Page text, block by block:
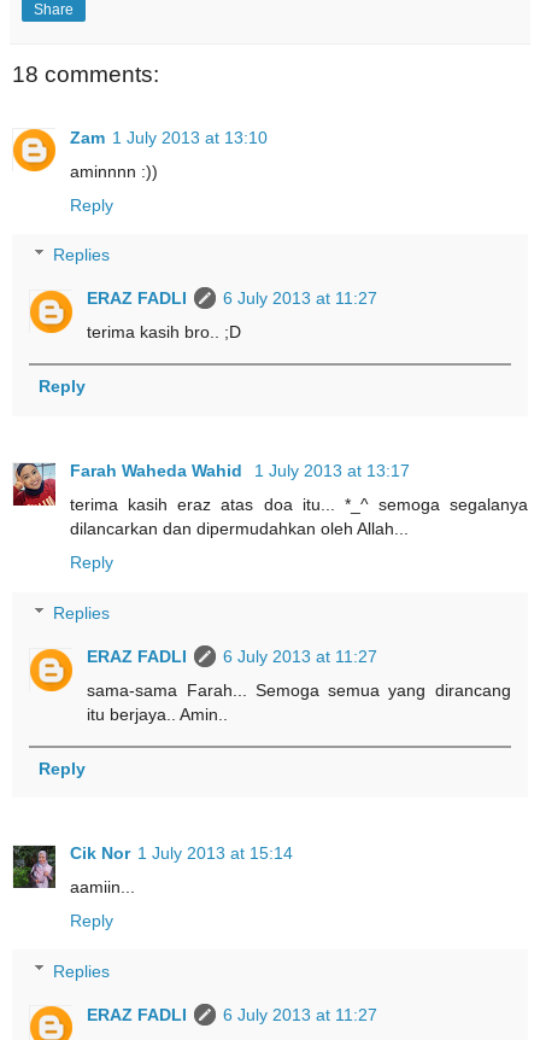
Share
18 comments:
Zam 1 July 2013 at 13:10
aminnnn :))
Reply
Replies
ERAZ FADLI
6 July 2013 at 11:27
terima kasih bro.. ;D
Reply
Farah Waheda Wahid
1 July 2013 at 13:17
terima kasih eraz atas doa itu... *_^ semoga segalanya
dilancarkan dan dipermudahkan oleh Allah...
Reply
Replies
ERAZ FADLI
6 July 2013 at 11:27
sama-sama Farah... Semoga semua yang dirancang
itu berjaya.. Amin..
Reply
Cik Nor 1 July 2013 at 15:14
aamiin...
Reply
Replies
ERAZ FADLI
6 July 2013 at 11:27